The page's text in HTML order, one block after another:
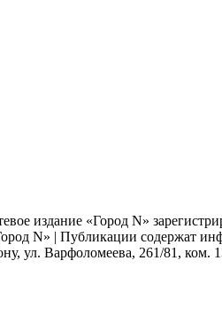
издание «Город N»
N» | Публикации содержат
ул. Варфоломеева, 261/81, ком.